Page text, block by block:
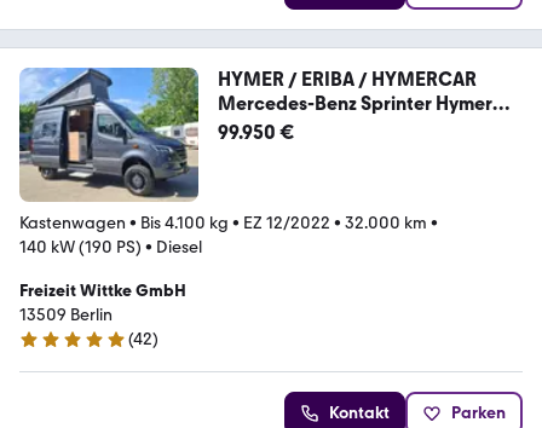
HYMER / ERIBA / HYMERCAR
Mercedes-Benz Sprinter Hymer
Grand Canyon 4x4
99.950 €
Kastenwagen • Bis 4.100 kg • EZ 12/2022 • 32.000 km •
140 kW (190 PS) • Diesel
Freizeit Wittke GmbH
13509 Berlin
5 Sterne
(42)
Kontakt Parken